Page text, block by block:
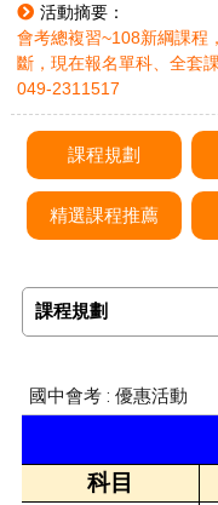
活動摘要：
會考總複習~108新綱課程
斷，現在報名單科、全套
049-2311517
課程規劃
精選課程推薦
課程規劃